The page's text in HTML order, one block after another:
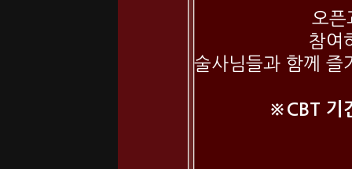
오픈
참여
술사님들과 함께 즐
※CBT 기